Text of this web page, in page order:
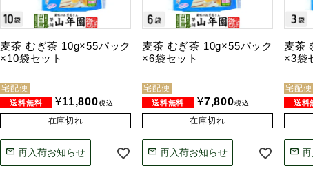
麦茶 むぎ茶 10g×55パック
×10袋セット
宅配便
¥11,800税込
在庫切れ
再入荷お知らせ
麦茶 むぎ茶 10g×55パック
×6袋セット
宅配便
¥7,800税込
在庫切れ
再入荷お知らせ
麦茶
×3袋
宅配便